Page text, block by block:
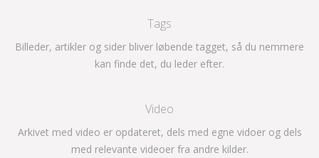
Tags
Billeder, artikler og sider bliver løbende tagget, så du nemmere
kan finde det, du leder efter.
Video
Arkivet med video er opdateret, dels med egne vidoer og dels
med relevante videoer fra andre kilder.